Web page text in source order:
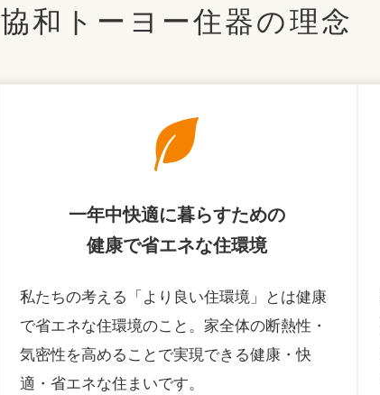
協和トーヨー住器の理念
一年中快適に暮らすための
健康で省エネな住環境
私たちの考える「より良い住環境」とは健康
で省エネな住環境のこと。家全体の断熱性・
気密性を高めることで実現できる健康・快
適・省エネな住まいです。